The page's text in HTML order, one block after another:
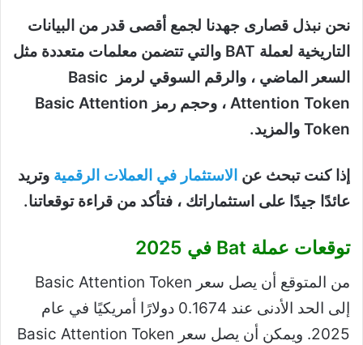
نحن نبذل قصارى جهدنا لجمع أقصى قدر من البيانات
التاريخية لعملة BAT والتي تتضمن معلمات متعددة مثل
السعر الماضي ، والرقم السوقي لرمز Basic
Attention Token ، وحجم رمز Basic Attention
Token والمزيد.
إذا كنت تبحث عن الاستثمار في العملات الرقمية وتريد
عائدًا جيدًا على استثماراتك ، فتأكد من قراءة توقعاتنا.
توقعات عملة Bat في 2025
من المتوقع أن يصل سعر Basic Attention Token
إلى الحد الأدنى عند 0.1674 دولارًا أمريكيًا في عام
2025. ويمكن أن يصل سعر Basic Attention Token